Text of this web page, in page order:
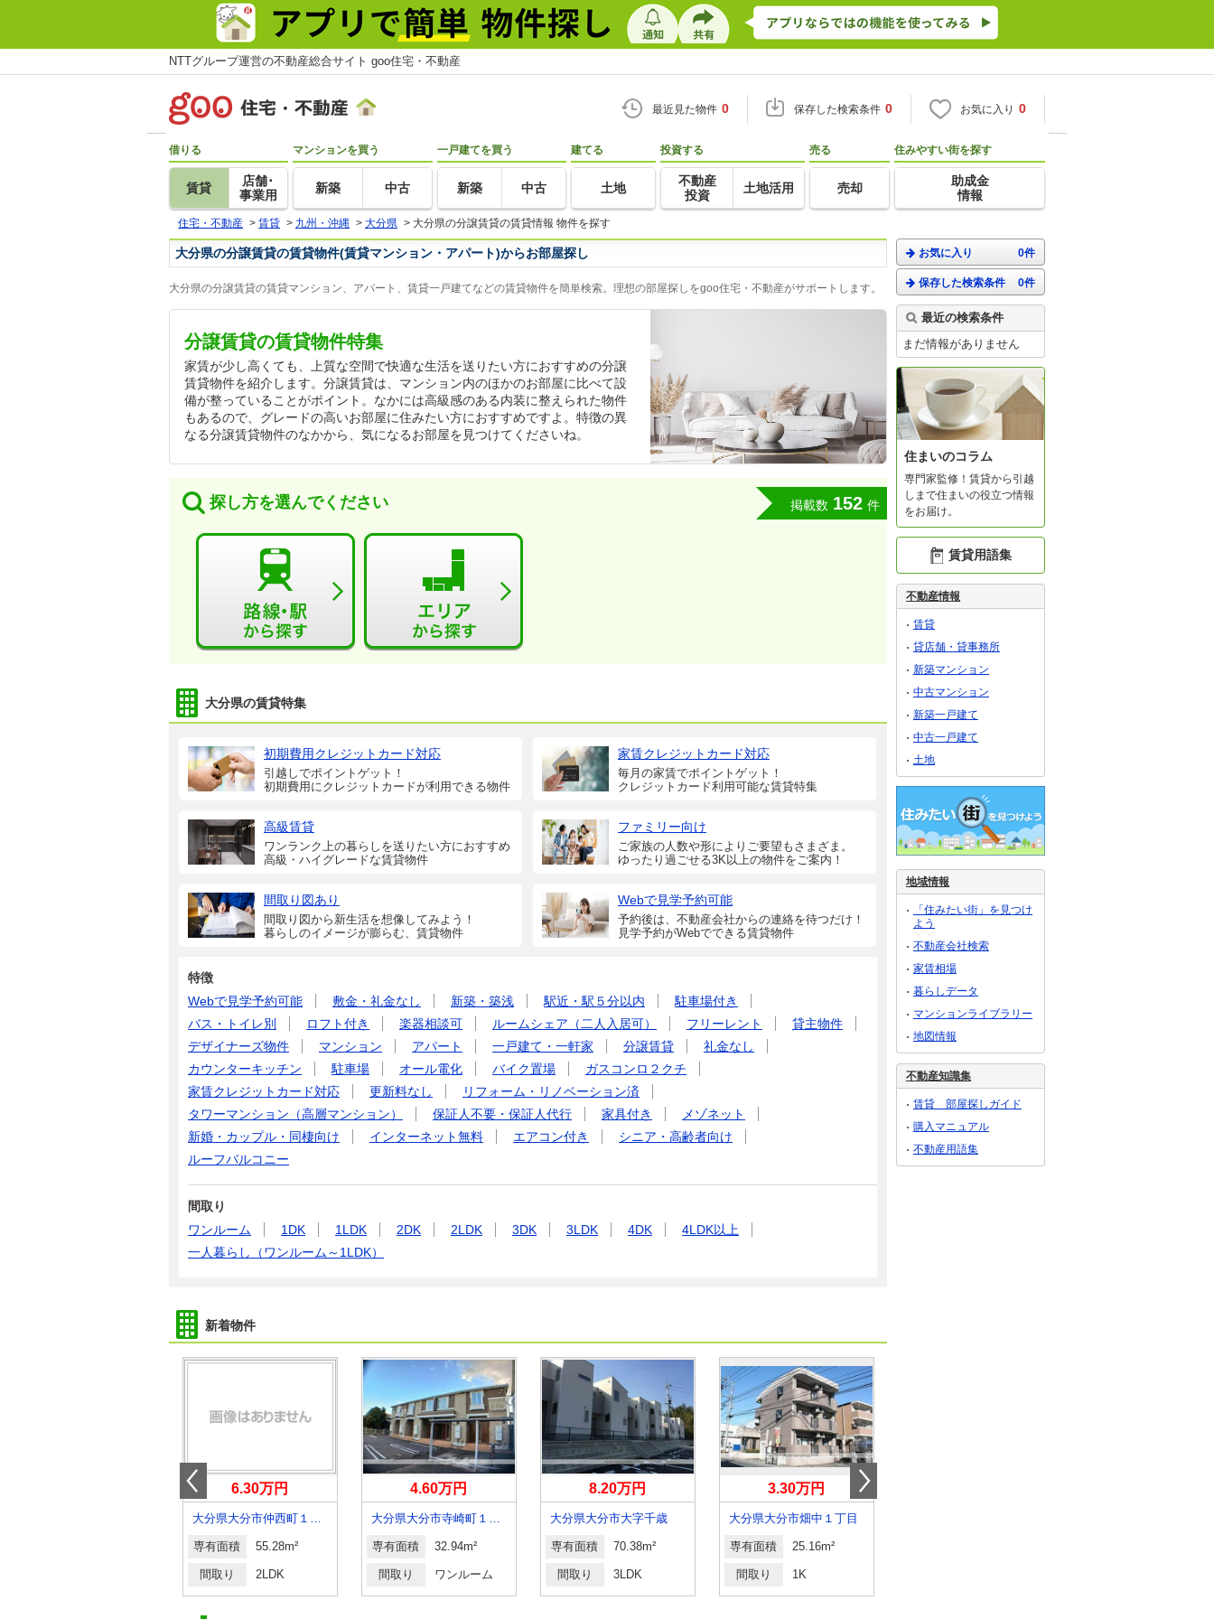
NTTグループ運営の不動産総合サイト goo住宅・不動産
最近見た物件 0 保存した検索条件 0 お気に入り 0
借りる
賃貸
店舗･
事業用
マンションを買う
新築 中古
一戸建てを買う
新築 中古
建てる
土地
投資する
不動産
投資
土地活用
売る
売却
住みやすい街を探す
助成金
情報
住宅・不動産 > 賃貸 > 九州・沖縄 > 大分県 > 大分県の分譲賃貸の賃貸情報 物件を探す
大分県の分譲賃貸の賃貸物件(賃貸マンション・アパート)からお部屋探し
大分県の分譲賃貸の賃貸マンション、アパート、賃貸一戸建てなどの賃貸物件を簡単検索。理想の部屋探しをgoo住宅・不動産がサポートします。
分譲賃貸の賃貸物件特集
家賃が少し高くても、上質な空間で快適な生活を送りたい方におすすめの分譲
賃貸物件を紹介します。分譲賃貸は、マンション内のほかのお部屋に比べて設
備が整っていることがポイント。なかには高級感のある内装に整えられた物件
もあるので、グレードの高いお部屋に住みたい方におすすめですよ。特徴の異
なる分譲賃貸物件のなかから、気になるお部屋を見つけてくださいね。
探し方を選んでください 掲載数 152 件
大分県の賃貸特集
初期費用クレジットカード対応
引越しでポイントゲット！
初期費用にクレジットカードが利用できる物件
家賃クレジットカード対応
毎月の家賃でポイントゲット！
クレジットカード利用可能な賃貸特集
高級賃貸
ワンランク上の暮らしを送りたい方におすすめ
高級・ハイグレードな賃貸物件
ファミリー向け
ご家族の人数や形によりご要望もさまざま。
ゆったり過ごせる3K以上の物件をご案内！
間取り図あり
間取り図から新生活を想像してみよう！
暮らしのイメージが膨らむ、賃貸物件
Webで見学予約可能
予約後は、不動産会社からの連絡を待つだけ！
見学予約がWebでできる賃貸物件
特徴
Webで見学予約可能
敷金・礼金なし 新築・築浅 駅近・駅５分以内
駐車場付き
バス・トイレ別
ロフト付き 楽器相談可 ルームシェア（二人入居可） フリーレント
貸主物件
デザイナーズ物件
マンション アパート 一戸建て・一軒家 分譲賃貸
礼金なし
カウンターキッチン
駐車場 オール電化 バイク置場
ガスコンロ２クチ
家賃クレジットカード対応
更新料なし
リフォーム・リノベーション済
タワーマンション（高層マンション）
保証人不要・保証人代行 家具付き
メゾネット
新婚・カップル・同棲向け
インターネット無料 エアコン付き
シニア・高齢者向け
ルーフバルコニー
間取り
ワンルーム
1DK 1LDK 2DK 2LDK 3DK 3LDK 4DK
4LDK以上
一人暮らし（ワンルーム～1LDK）
新着物件
6.30万円
大分県大分市仲西町１丁目
専有面積 55.28m²
間取り 2LDK
4.60万円
大分県大分市寺崎町１丁目
専有面積 32.94m²
間取り ワンルーム
8.20万円
大分県大分市大字千歳
専有面積 70.38m²
間取り 3LDK
3.30万円
大分県大分市畑中１丁目
専有面積 25.16m²
間取り 1K
お気に入り 0件
保存した検索条件 0件
最近の検索条件
まだ情報がありません
住まいのコラム
専門家監修！賃貸から引越
しまで住まいの役立つ情報
をお届け。
賃貸用語集
不動産情報
賃貸
貸店舗・貸事務所
新築マンション
中古マンション
新築一戸建て
中古一戸建て
土地
地域情報
「住みたい街」を見つけ
よう
不動産会社検索
家賃相場
暮らしデータ
マンションライブラリー
地図情報
不動産知識集
賃貸 部屋探しガイド
購入マニュアル
不動産用語集